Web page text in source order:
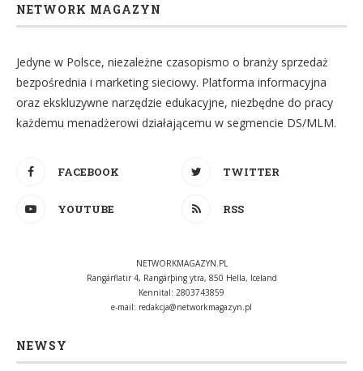
NETWORK MAGAZYN
Jedyne w Polsce, niezależne czasopismo o branży sprzedaż
bezpośrednia i marketing sieciowy. Platforma informacyjna
oraz ekskluzywne narzędzie edukacyjne, niezbędne do pracy
każdemu menadżerowi działającemu w segmencie DS/MLM.
FACEBOOK TWITTER
YOUTUBE RSS
NETWORKMAGAZYN.PL
Rangárflatir 4, Rangárþing ytra, 850 Hella, Iceland
Kennital: 2803743859
e-mail: redakcja@networkmagazyn.pl
NEWSY